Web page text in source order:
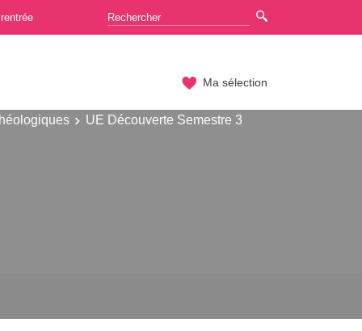
Ma sélection
UE Découverte Semestre 3